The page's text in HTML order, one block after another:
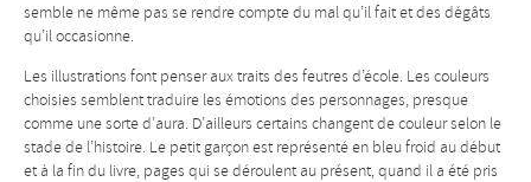
semble ne même pas se rendre compte du mal qu’il fait et des dégâts
qu’il occasionne.
Les illustrations font penser aux traits des feutres d’école. Les couleurs
choisies semblent traduire les émotions des personnages, presque
comme une sorte d’aura. D’ailleurs certains changent de couleur selon le
stade de l’histoire. Le petit garçon est représenté en bleu froid au début
et à la fin du livre, pages qui se déroulent au présent, quand il a été pris